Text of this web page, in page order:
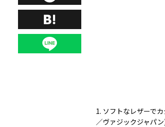
1. ソフトなレザーで
／ヴァジックジャパ